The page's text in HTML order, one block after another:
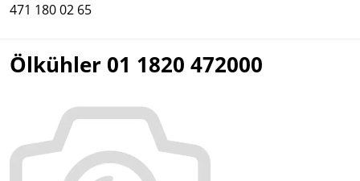
471 180 02 65
Ölkühler 01 1820 472000